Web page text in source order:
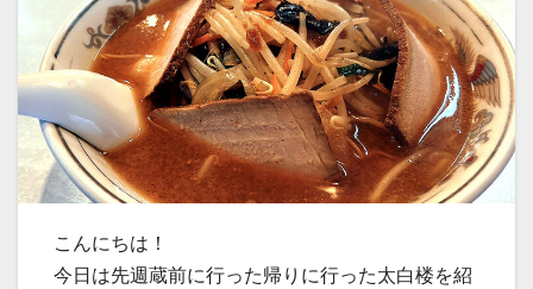
こんにちは！
今日は先週蔵前に行った帰りに行った太白楼を紹